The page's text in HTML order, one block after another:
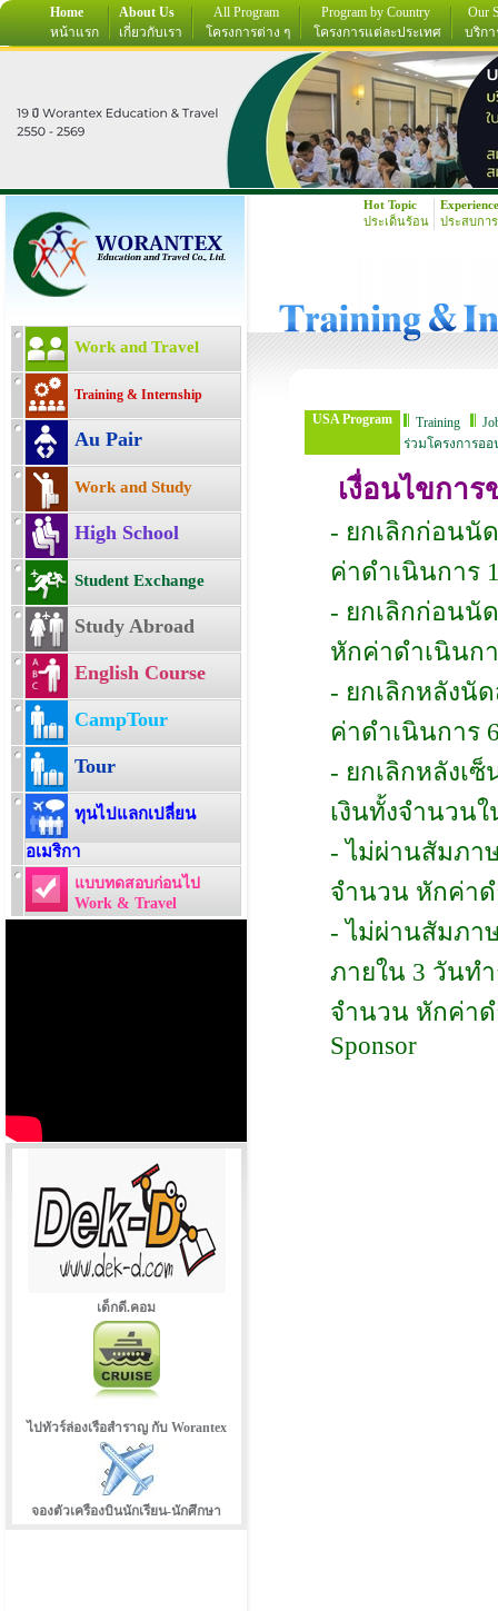
Home
หน้าแรก
About Us
เกี่ยวกับเรา
All Program
โครงการต่าง ๆ
Program by Country
โครงการแต่ละประเทศ
Our
บริกา
Work and Travel
Training & Internship
Au Pair
Work and Study
High School
Student Exchange
Study Abroad
English Course
CampTour
Tour
ทุนไปแลกเปลี่ยน
อเมริกา
แบบทดสอบก่อนไป
Work & Travel
เด็กดี.คอม
ไปทัวร์ล่องเรือสำราญ กับ Worantex
จองตัวเครืองบินนักเรียน-นักศึกษา
Hot Topic
ประเด็นร้อน
Experience
ประสบกา
USA Program Training
ร่วมโครงการออ
เงื่อนไขกา
- ยกเลิกก่อนนั
ค่าดำเนินการ
- ยกเลิกก่อนนั
หักค่าดำเนินก
- ยกเลิกหลังนั
ค่าดำเนินการ
- ยกเลิกหลังเซ็
เงินทั้งจำนวน
- ไม่ผ่านสัมภาษ
จำนวน หักค่าด
- ไม่ผ่านสัมภา
ภายใน 3 วันท
จำนวน หักค่าด
Sponsor